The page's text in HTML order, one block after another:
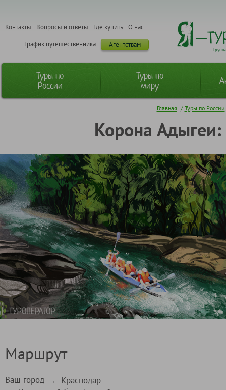
О нас
Где купить
Вопросы и ответы
Контакты
Агентствам
График путешественника
Туры по
России
Туры по
миру
Главная / Туры по России
Корона
Маршрут
Ваш город → Краснодар